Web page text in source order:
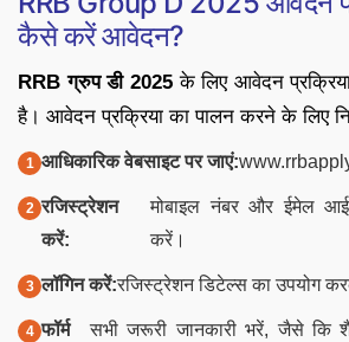
कैसे करें आवेदन?
RRB ग्रुप डी 2025के लिए आवेदन
है। आवेदन प्रक्रिया का पालन करने के लिए
आधिकारिक वेबसाइट पर जाएं:
रजिस्ट्रेशन
करें:
मोबाइल नंबर और ईमेल
करें।
लॉगिन करें:रजिस्ट्रेशन डिटेल्स का उपयोग
फॉर्म
सभी जरूरी जानकारी भरें, जैसे कि